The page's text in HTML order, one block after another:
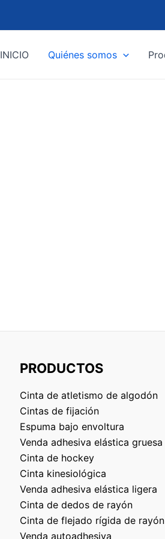
INICIO Quiénes somos
PRODUCTOS
Cinta de atletismo de algodón
Cintas de fijación
Espuma bajo envoltura
Venda adhesiva elástica gruesa
Cinta de hockey
Cinta kinesiológica
Venda adhesiva elástica ligera
Cinta de dedos de rayón
Cinta de flejado rígida de rayón
Venda autoadhesiva